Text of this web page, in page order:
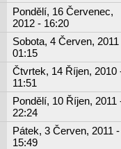
Pondělí, 16 Červenec,
2012 - 16:20
Sobota, 4 Červen, 2011
01:15
Čtvrtek, 14 Říjen, 2010
11:51
Pondělí, 10 Říjen, 2011
22:24
Pátek, 3 Červen, 2011 -
15:49